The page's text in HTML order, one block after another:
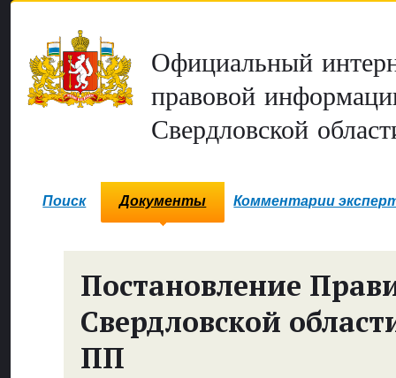
Официальный
правовой
Свердловской
Поиск Документы Комментарии
Постановление
Свердловской
ПП